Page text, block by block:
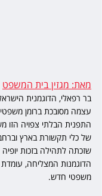
מאת: מגזין בית המשפט
בר רפאלי, הדוגמנית
עצמה מסובכת ברומן
התפנית הבלתי צפויה
של כלי תקשורת בארץ
שזכתה לתהילה בזכות יופיה
הדוגמנות המצליחה,
משפטי חדש.